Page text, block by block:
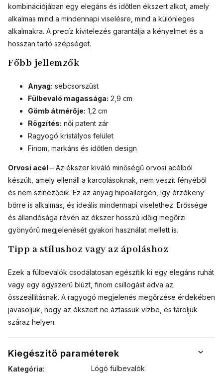
kombinációjában egy elegáns és időtlen ékszert alkot, amely
alkalmas mind a mindennapi viselésre, mind a különleges
alkalmakra. A precíz kivitelezés garantálja a kényelmet és a
hosszan tartó szépséget.
Főbb jellemzők
Anyag: sebcsorszüst
Fülbevaló magassága: 2,9 cm
Gömb átmérője: 1,2 cm
Rögzítés: női patent zár
Ragyogó kristályos felület
Finom, markáns és időtlen design
Orvosi acél – Az ékszer kiváló minőségű orvosi acélból
készült, amely ellenáll a karcolásoknak, nem veszít fényéből
és nem színeződik. Ez az anyag hipoallergén, így érzékeny
bőrre is alkalmas, és ideális mindennapi viselethez. Erőssége
és állandósága révén az ékszer hosszú időig megőrzi
gyönyörű megjelenését gyakori használat mellett is.
Tipp a stílushoz vagy az ápoláshoz
Ezek a fülbevalók csodálatosan egészítik ki egy elegáns ruhát
vagy egy egyszerű blúzt, finom csillogást adva az
összeállításnak. A ragyogó megjelenés megőrzése érdekében
javasoljuk, hogy az ékszert ne áztassuk vízbe, és tároljuk
száraz helyen.
Kiegészítő paraméterek
Kategória:
Lógó fülbevalók